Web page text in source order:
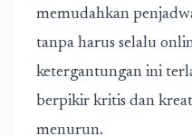
memudahkan
tanpa harus selalu
ketergantungan ini
berpikir kritis dan
menurun.